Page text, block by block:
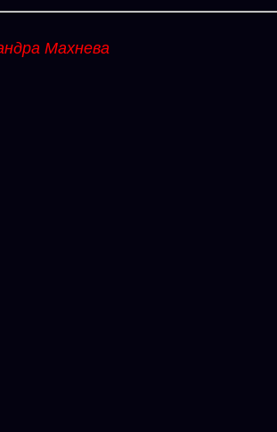
Махнева